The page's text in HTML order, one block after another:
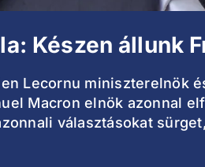
Készen állunk
Lecornu miniszterelnök
Macron elnök azonnal
választásokat